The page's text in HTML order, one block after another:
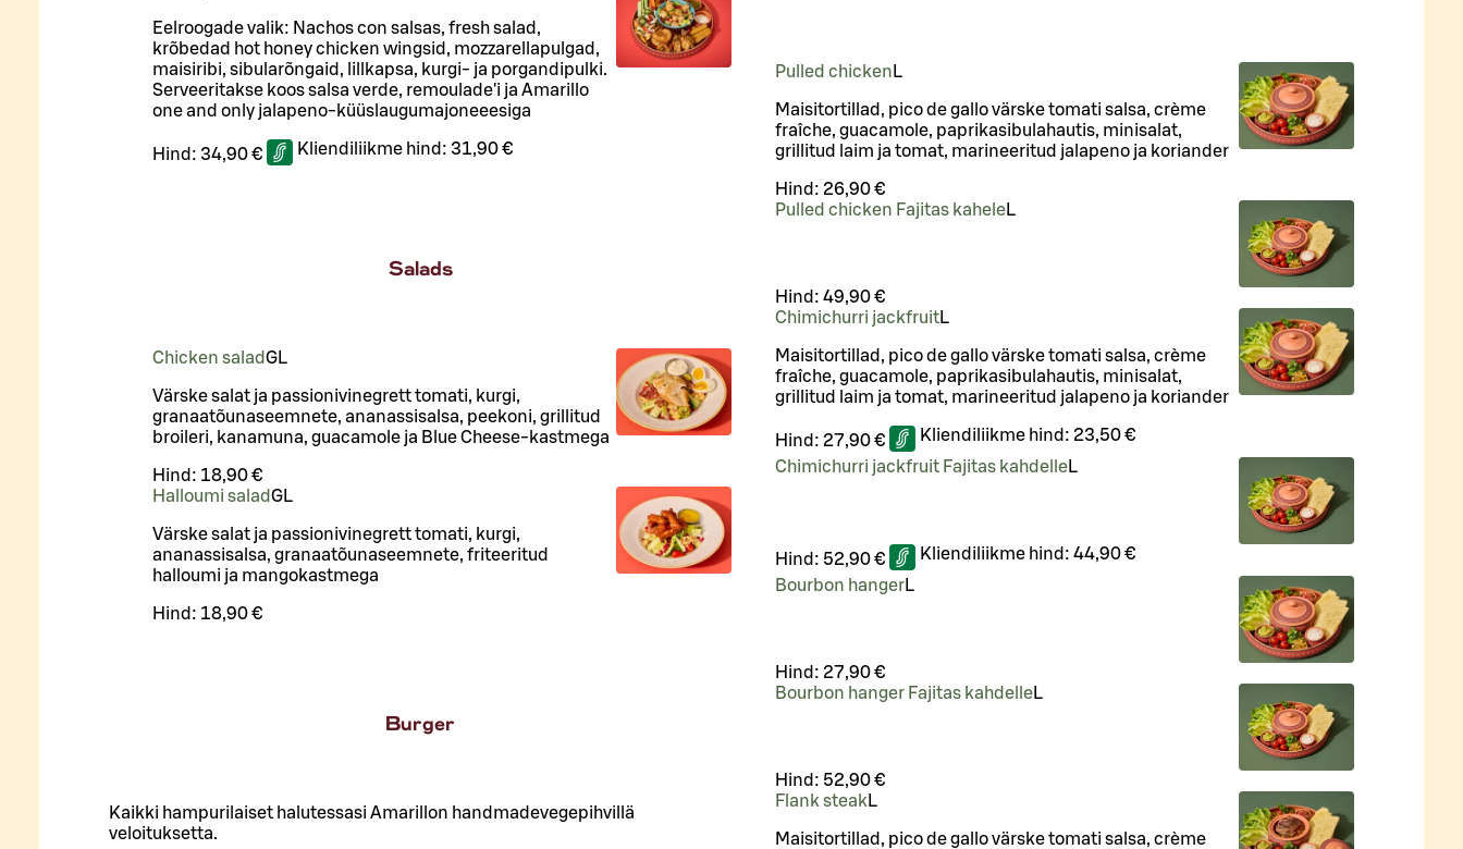
Eelroogade valik: Nachos con salsas, fresh salad,
krõbedad hot honey chicken wingsid, mozzarellapulgad,
maisiribi, sibularõngaid, lillkapsa, kurgi- ja porgandipulki.
Serveeritakse koos salsa verde, remoulade'i ja Amarillo
one and only jalapeno-küüslaugumajoneeesiga
Hind: 34,90 € Kliendiliikme hind: 31,90 €
Salads
Chicken saladGL
Värske salat ja passionivinegrett tomati, kurgi,
granaatõunaseemnete, ananassisalsa, peekoni, grillitud
broileri, kanamuna, guacamole ja Blue Cheese-kastmega
Hind: 18,90 €
Halloumi saladGL
Värske salat ja passionivinegrett tomati, kurgi,
ananassisalsa, granaatõunaseemnete, friteeritud
halloumi ja mangokastmega
Hind: 18,90 €
Burger
Kaikki hampurilaiset halutessasi Amarillon handmadevegepihvillä
veloituksetta.
Pulled chicken L
Maisitortillad, pico de gallo värske tomati salsa, crème
fraîche, guacamole, paprikasibulahautis, minisalat,
grillitud laim ja tomat, marineeritud jalapeno ja koriander
Hind: 26,90 €
Pulled chicken Fajitas kaheleL
Hind: 49,90 €
Chimichurri jackfruitL
Maisitortillad, pico de gallo värske tomati salsa, crème
fraîche, guacamole, paprikasibulahautis, minisalat,
grillitud laim ja tomat, marineeritud jalapeno ja koriander
Hind: 27,90 € Kliendiliikme hind: 23,50 €
Chimichurri jackfruit Fajitas kahdelleL
Hind: 52,90 € Kliendiliikme hind: 44,90 €
Bourbon hangerL
Hind: 27,90 €
Bourbon hanger Fajitas kahdelleL
Hind: 52,90 €
Flank steak L
Maisitortillad, pico de gallo värske tomati salsa, crème